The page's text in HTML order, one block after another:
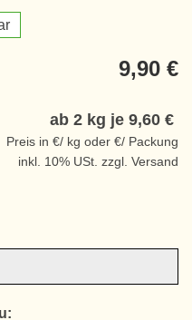
9,90 €
ab 2 kg je 9,60 €
Preis in €/ kg oder €/ Packung
inkl. 10% USt. zzgl. Versand